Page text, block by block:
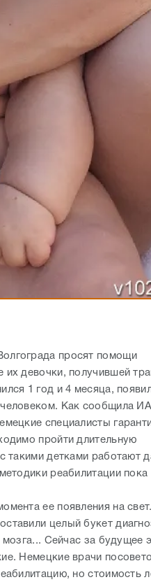
просят помощи
их девочки, получившей
1 год и 4 месяца,
человеком. Как сообщила ИА
специалисты
пройти длительную
такими детками работают
реабилитации пока
ее появления на
целый букет
Сейчас за будущее
Немецкие врачи
но стоимость